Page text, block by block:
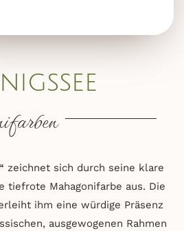
zeichnet sich durch seine klare
tiefrote Mahagonifarbe aus. Die
ihm eine würdige Präsenz
ausgewogenen Rahmen